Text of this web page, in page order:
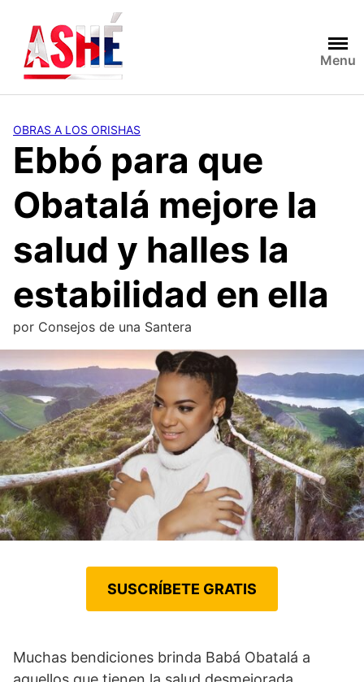
contenido
Menu
OBRAS A LOS ORISHAS
Ebbó para que
Obatalá mejore la
salud y halles la
estabilidad en ella
por Consejos de una Santera
SUSCRÍBETE GRATIS
Muchas bendiciones brinda Babá Obatalá a